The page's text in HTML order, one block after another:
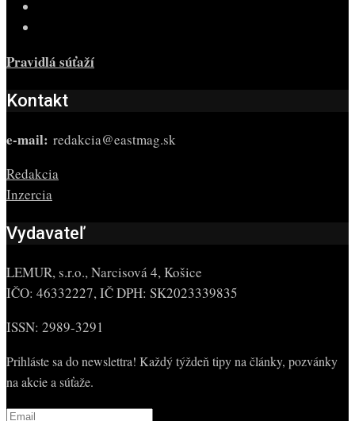
Pravidlá súťaží
Kontakt
e-mail: redakcia@eastmag.sk
Redakcia
Inzercia
Vydavateľ
LEMUR, s.r.o., Narcisová 4, Košice
IČO: 46332227, IČ DPH: SK2023339835
ISSN: 2989-3291
Prihláste sa do newslettra! Každý týždeň tipy na články, pozvánky
na akcie a súťaže.